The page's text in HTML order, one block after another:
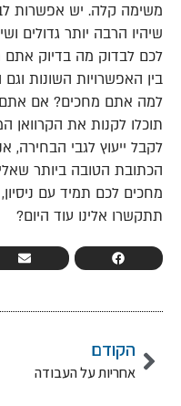
משימה קלה. יש אפשרות
שיהיו הרבה יותר גדולים
לכם לבדוק מה בדיוק אתם
בין האפשרויות השונות
למה אתם מחכים? אם
תוכלו לקנות את
לקבל ייעוץ לגבי הבחירה,
הכתובת הטובה ביותר
מחכים לכם תמיד עם
תתקשרו אלינו עוד היום?
הקודם
אחריות על העבודה